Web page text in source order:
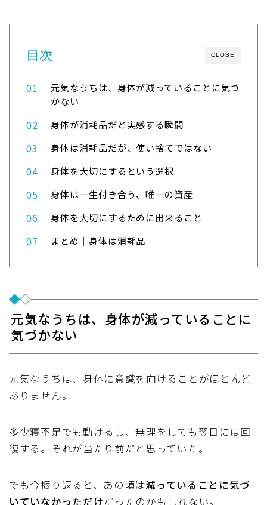
CLOSE
目次
元気なうちは、身体が減っていることに気づ
かない
身体が消耗品だと実感する瞬間
身体は消耗品だが、使い捨てではない
身体を大切にするという選択
身体は一生付き合う、唯一の資産
身体を大切にするために出来ること
まとめ｜身体は消耗品
元気なうちは、身体が減っていることに
気づかない
元気なうちは、身体に意識を向けることがほとんど
ありません。
多少寝不足でも動けるし、無理をしても翌日には回
復する。それが当たり前だと思っていた。
でも今振り返ると、あの頃は減っていることに気づ
いていなかっただけだったのかもしれない。